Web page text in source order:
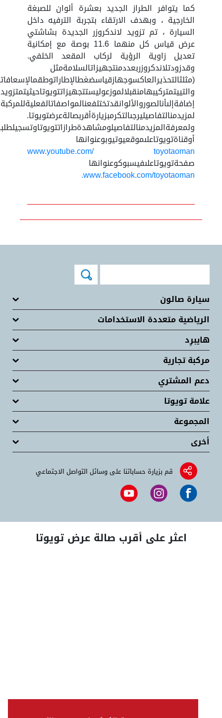
كما يتوافر الطراز الجديد بعشرة ألوان للصبغة
الخارجية ، وبهدف الارتقاء بتجربة الترفيه داخل
السيارة ، تم تزويد لاندكروزر الجديدة بشاشتي
عرض قياس كل منهما 11.6 بوصة مع إمكانية
تعديل زاوية الرؤية لركاب المقعد الخلفي.
وقدزودتلاندكروزربعددمنتجهيزاتالسلامةمثل
لمزيدمنالتفاصيليرجىالتكرمبزيارةأقربصالةعرضتويوتا.
أوقناةتويوتاعلىموقعيوتيوبوعنوانها
www.youtube.com/ toyotaoman
صفحةتويوتاعلىفيسبوكوعنوانها
www.facebook.com/toyotaoman.
سيارة صالون
الرياضية متعددة الاستخدامات
هايبرِد
مركبة تجارية
دعم المشتري
علامة تويوتا
المجموعة
أخرى
قم بزيارة حساباتنا على وسائل التواصل الاجتماعي
اعثر على أقرب صالة عرض تويوتا